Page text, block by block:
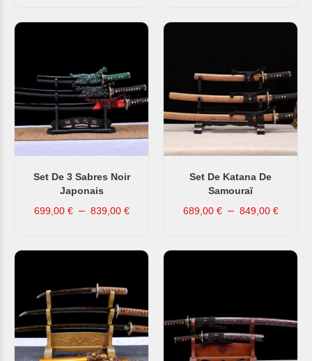
Set De 3 Sabres Noir
Japonais
699,00 € – 839,00 €
Set De Katana De
Samouraï
689,00 € – 849,00 €